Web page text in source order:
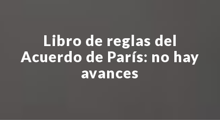
Libro de reglas del
Acuerdo de París: no hay
avances